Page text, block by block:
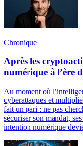
Chronique
Après les
numérique à l’ère
Au moment où
cyberattaques et
fait un pari : ne pas
sécuriser son mandat,
intention numérique